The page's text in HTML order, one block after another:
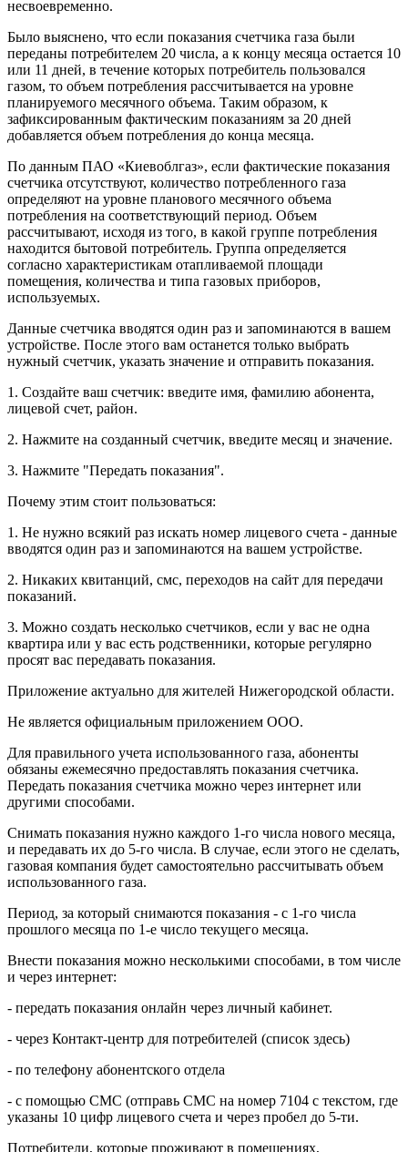
несвоевременно.
Было выяснено, что если показания счетчика газа были
переданы потребителем 20 числа, а к концу месяца остается 10
или 11 дней, в течение которых потребитель пользовался
газом, то объем потребления рассчитывается на уровне
планируемого месячного объема. Таким образом, к
зафиксированным фактическим показаниям за 20 дней
добавляется объем потребления до конца месяца.
По данным ПАО «Киевоблгаз», если фактические показания
счетчика отсутствуют, количество потребленного газа
определяют на уровне планового месячного объема
потребления на соответствующий период. Объем
рассчитывают, исходя из того, в какой группе потребления
находится бытовой потребитель. Группа определяется
согласно характеристикам отапливаемой площади
помещения, количества и типа газовых приборов,
используемых.
Данные счетчика вводятся один раз и запоминаются в вашем
устройстве. После этого вам останется только выбрать
нужный счетчик, указать значение и отправить показания.
1. Создайте ваш счетчик: введите имя, фамилию абонента,
лицевой счет, район.
2. Нажмите на созданный счетчик, введите месяц и значение.
3. Нажмите "Передать показания".
Почему этим стоит пользоваться:
1. Не нужно всякий раз искать номер лицевого счета - данные
вводятся один раз и запоминаются на вашем устройстве.
2. Никаких квитанций, смс, переходов на сайт для передачи
показаний.
3. Можно создать несколько счетчиков, если у вас не одна
квартира или у вас есть родственники, которые регулярно
просят вас передавать показания.
Приложение актуально для жителей Нижегородской области.
Не является официальным приложением ООО.
Для правильного учета использованного газа, абоненты
обязаны ежемесячно предоставлять показания счетчика.
Передать показания счетчика можно через интернет или
другими способами.
Снимать показания нужно каждого 1-го числа нового месяца,
и передавать их до 5-го числа. В случае, если этого не сделать,
газовая компания будет самостоятельно рассчитывать объем
использованного газа.
Период, за который снимаются показания - с 1-го числа
прошлого месяца по 1-е число текущего месяца.
Внести показания можно несколькими способами, в том числе
и через интернет:
- передать показания онлайн через личный кабинет.
- через Контакт-центр для потребителей (список здесь)
- по телефону абонентского отдела
- с помощью СМС (отправь СМС на номер 7104 с текстом, где
указаны 10 цифр лицевого счета и через пробел до 5-ти.
Потребители, которые проживают в помещениях,